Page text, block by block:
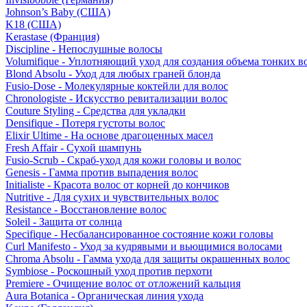
Johnson’s Baby (США)
K18 (США)
Kerastase (Франция)
Discipline - Непослушные волосы
Volumifique - Уплотняющий уход для создания объема тонких
Blond Absolu - Уход для любых граней блонда
Fusio-Dose - Молекулярные коктейли для волос
Chronologiste - Искусство ревитализации волос
Couture Styling - Средства для укладки
Densifique - Потеря густоты волос
Elixir Ultime - На основе драгоценных масел
Fresh Affair - Сухой шампунь
Fusio-Scrub - Скраб-уход для кожи головы и волос
Genesis - Гамма против выпадения волос
Initialiste - Красота волос от корней до кончиков
Nutritive - Для сухих и чувствительных волос
Resistance - Восстановление волос
Soleil - Защита от солнца
Specifique - Несбалансированное состояние кожи головы
Curl Manifesto - Уход за кудрявыми и вьющимися волосами
Chroma Absolu - Гамма ухода для защиты окрашенных волос
Symbiose - Роскошный уход против перхоти
Premiere - Очищение волос от отложений кальция
Aura Botanica - Органическая линия ухода